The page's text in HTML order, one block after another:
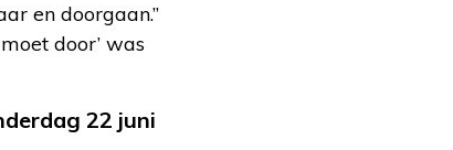
en doorgaan.”
door’ was
22 juni